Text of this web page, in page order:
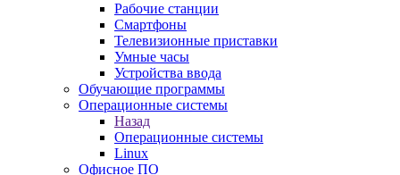
Рабочие станции
Смартфоны
Телевизионные приставки
Умные часы
Устройства ввода
Обучающие программы
Операционные системы
Назад
Операционные системы
Linux
Офисное ПО